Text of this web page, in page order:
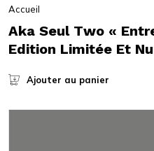
Accueil
Aka Seul Two «
Edition Limitée Et
Ajouter au panier